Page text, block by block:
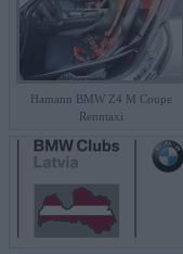
Hamann BMW Z4 M Coupe
Renntaxi